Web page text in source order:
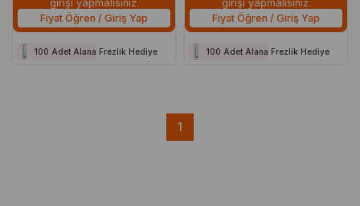
100 Adet Alana Frezlik Hediye
girişi yapmalısınız.
Fiyat Öğren / Giriş Yap
100 Adet Alana Frezlik Hediye
girişi yapmalısınız.
Fiyat Öğren / Giriş Yap
1